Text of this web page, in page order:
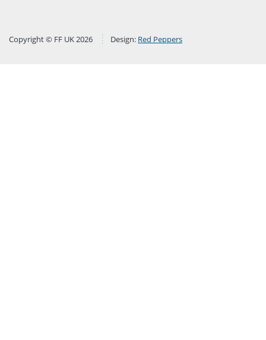
Copyright © FF UK 2026 Design: Red Peppers